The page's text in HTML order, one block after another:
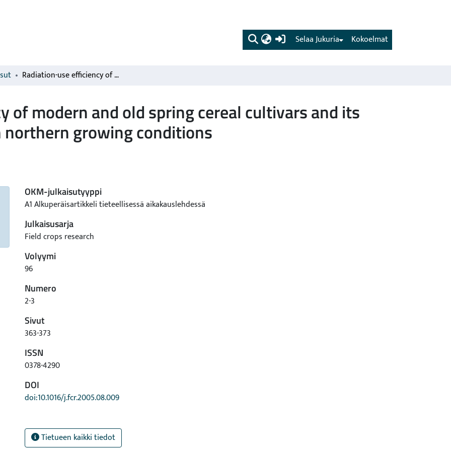
(current) Kokoelmat
Selaa Jukuria
Radiation-use efficiency of modern and old spring cereal cultivars and its response to nitrogen in northern growing conditions
of modern and old spring cereal cultivars and its
growing conditions
OKM-julkaisutyyppi
A1 Alkuperäisartikkeli tieteellisessä aikakauslehdessä
Julkaisusarja
Field crops research
Volyymi
96
Numero
2-3
Sivut
363-373
ISSN
0378-4290
DOI
doi:10.1016/j.fcr.2005.08.009
Tietueen kaikki tiedot